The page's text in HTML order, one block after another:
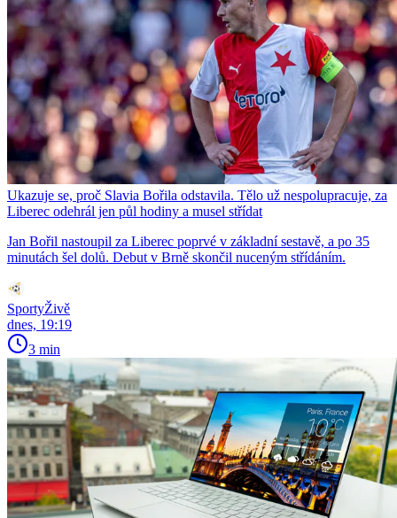
Ukazuje se, proč Slavia Bořila odstavila. Tělo už nespolupracuje, za
Liberec odehrál jen půl hodiny a musel střídat
Jan Bořil nastoupil za Liberec poprvé v základní sestavě, a po 35
minutách šel dolů. Debut v Brně skončil nuceným střídáním.
SportyŽivě
dnes, 19:19
3 min